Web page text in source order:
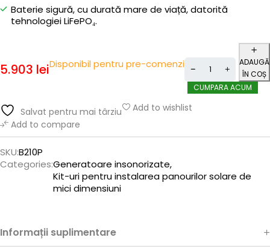
Baterie sigură, cu durată mare de viață, datorită
tehnologiei LiFePO₄.
5.903 leiDisponibil pentru pre-comenzi
ADAUGĂ
ÎN COȘ
CUMPARA ACUM
Salvat pentru mai târziu
Add to wishlist
Add to compare
SKU:B210P
Categories:Generatoare insonorizate,
Kit-uri pentru instalarea panourilor solare de
mici dimensiuni
Informații suplimentare